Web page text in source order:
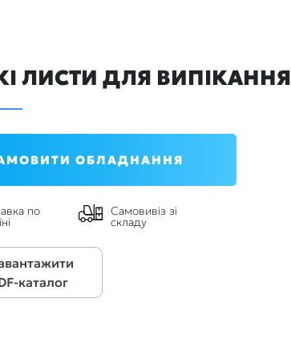
ЛИСТИ ДЛЯ ВИПІКАННЯ
ОБЛАДНАННЯ
по Самовивіз зі
складу
каталог